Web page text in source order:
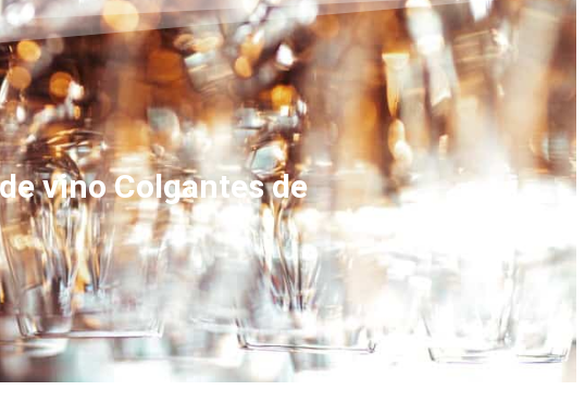
vino Colgantes de